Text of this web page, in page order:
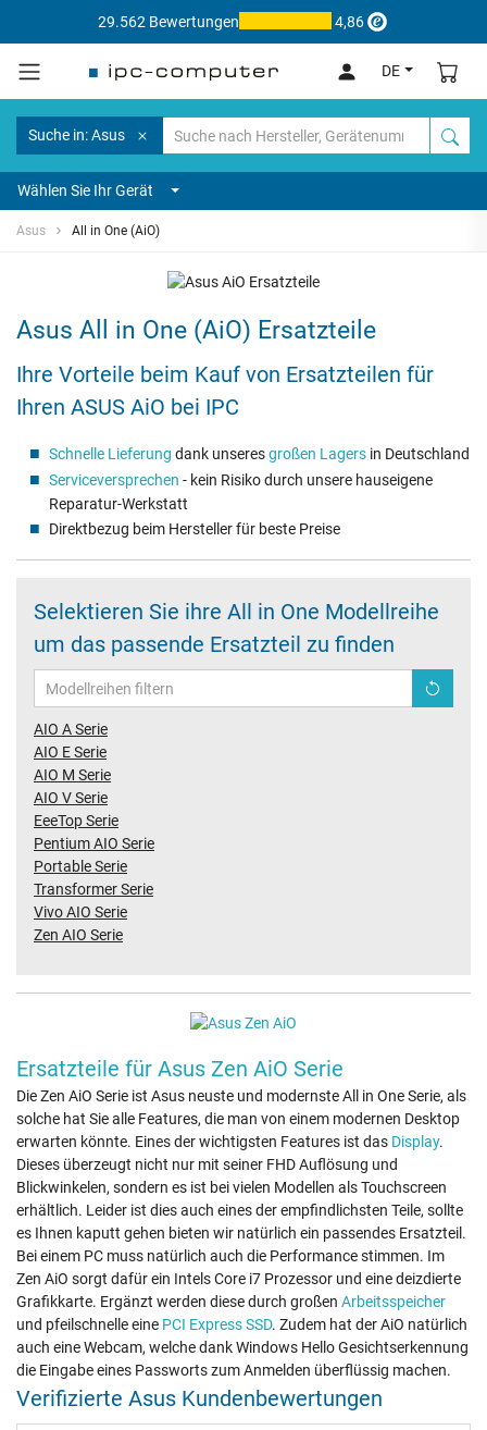
29.562 Bewertungen 4,86
DE
Suche in: Asus
Wählen Sie Ihr Gerät
Asus All in One (AiO)
Asus All in One (AiO) Ersatzteile
Ihre Vorteile beim Kauf von Ersatzteilen für
Ihren ASUS AiO bei IPC
Schnelle Lieferung dank unseresgroßen Lagersin Deutschland
Serviceversprechen - kein Risiko durch unsere hauseigene
Reparatur-Werkstatt
Direktbezug beim Hersteller für beste Preise
Selektieren Sie ihre All in One Modellreihe
um das passende Ersatzteil zu finden
AIO A Serie
AIO E Serie
AIO M Serie
AIO V Serie
EeeTop Serie
Pentium AIO Serie
Portable Serie
Transformer Serie
Vivo AIO Serie
Zen AIO Serie
Ersatzteile für Asus Zen AiO Serie
Die Zen AiO Serie ist Asus neuste und modernste All in One Serie, als
solche hat Sie alle Features, die man von einem modernen Desktop
erwarten könnte. Eines der wichtigsten Features ist das Display.
Dieses überzeugt nicht nur mit seiner FHD Auflösung und
Blickwinkelen, sondern es ist bei vielen Modellen als Touchscreen
erhältlich. Leider ist dies auch eines der empfindlichsten Teile, sollte
es Ihnen kaputt gehen bieten wir natürlich ein passendes Ersatzteil.
Bei einem PC muss natürlich auch die Performance stimmen. Im
Zen AiO sorgt dafür ein Intels Core i7 Prozessor und eine deizdierte
Grafikkarte. Ergänzt werden diese durch großen Arbeitsspeicher
und pfeilschnelle eine PCI Express SSD. Zudem hat der AiO natürlich
auch eine Webcam, welche dank Windows Hello Gesichtserkennung
die Eingabe eines Passworts zum Anmelden überflüssig machen.
Verifizierte Asus Kundenbewertungen